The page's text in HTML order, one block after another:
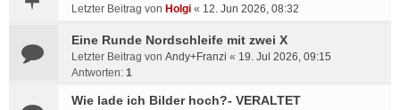
Letzter Beitrag von Holgi « 12. Jun 2026, 08:32
Eine Runde Nordschleife mit zwei X
Letzter Beitrag von Andy+Franzi « 19. Jul 2026, 09:15
Antworten: 1
Wie lade ich Bilder hoch?- VERALTET